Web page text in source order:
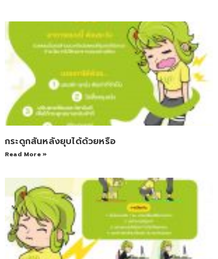
กระดูกสันหลังยุบได้ด้วยหรือ
Read More »